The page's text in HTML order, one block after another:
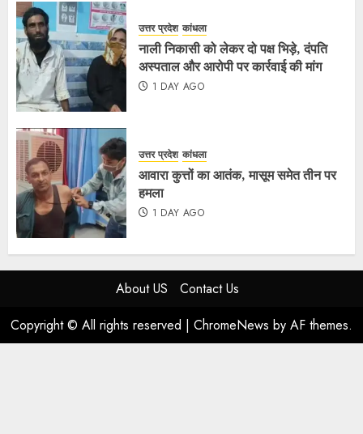
उत्तर प्रदेश कांधला
नाली निकासी को लेकर दो पक्ष भिड़े, दंपति
अस्पताल और आरोपी पर कार्रवाई की मांग
1 DAY AGO
उत्तर प्रदेश कांधला
आवारा कुत्तों का आतंक, मासूम समेत तीन पर
हमला
1 DAY AGO
About US
Contact Us
Copyright © All rights reserved | ChromeNews by AF themes.